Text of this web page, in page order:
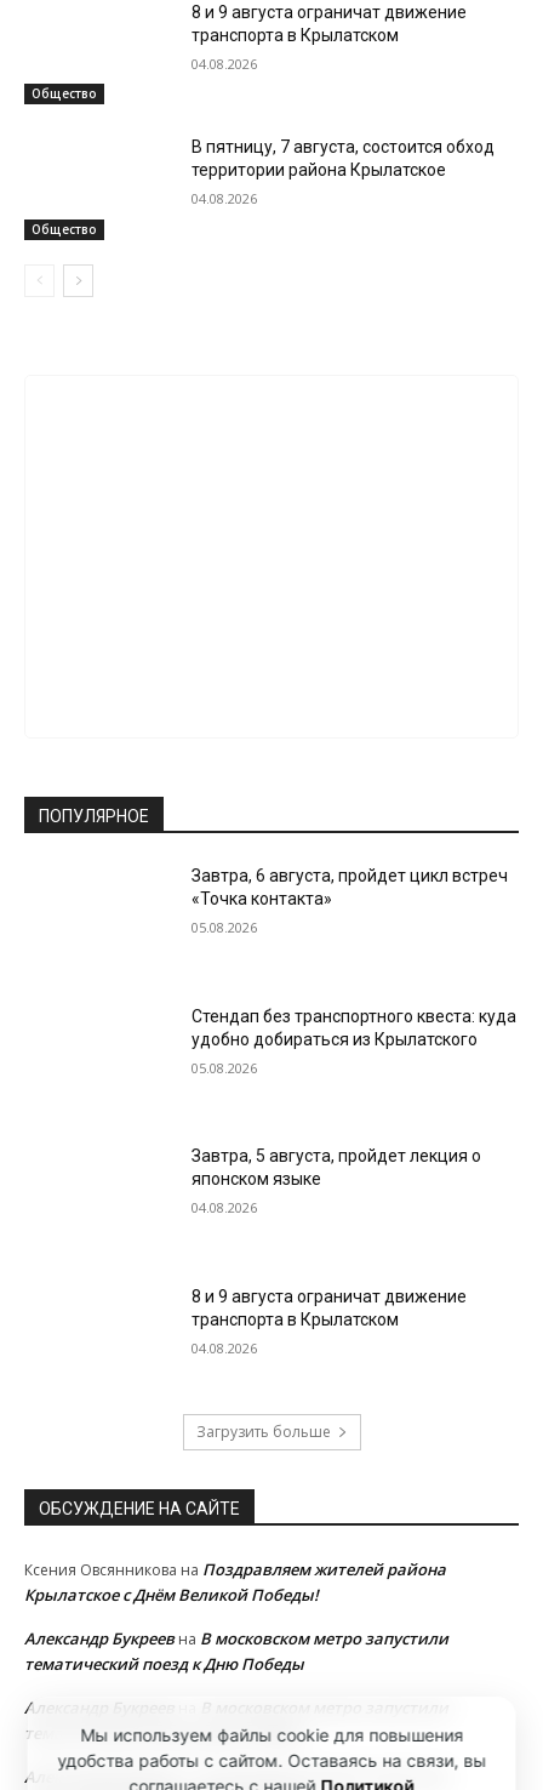
Общество
8 и 9 августа ограничат движение
транспорта в Крылатском
04.08.2026
Общество
В пятницу, 7 августа, состоится обход
территории района Крылатское
04.08.2026
ПОПУЛЯРНОЕ
Завтра, 6 августа, пройдет цикл встреч
«Точка контакта»
05.08.2026
Стендап без транспортного квеста: куда
удобно добираться из Крылатского
05.08.2026
Завтра, 5 августа, пройдет лекция о
японском языке
04.08.2026
8 и 9 августа ограничат движение
транспорта в Крылатском
04.08.2026
Загрузить больше
ОБСУЖДЕНИЕ НА САЙТЕ
Ксения Овсянникова на Поздравляем жителей района
Крылатское с Днём Великой Победы!
Александр Букреевна В московском метро запустили
тематический поезд к Дню Победы
Александр Букреев
тематический поезд к Дню Победы
Александр Букреев
В московском метро запустили
Мы используем файлы cookie для повышения
удобства работы с сайтом. Оставаясь на связи, вы
соглашаетесь с нашей Политикой